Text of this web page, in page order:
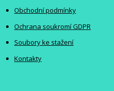
Obchodní podmínky
Ochrana soukromí GDPR
Soubory ke stažení
Kontakty